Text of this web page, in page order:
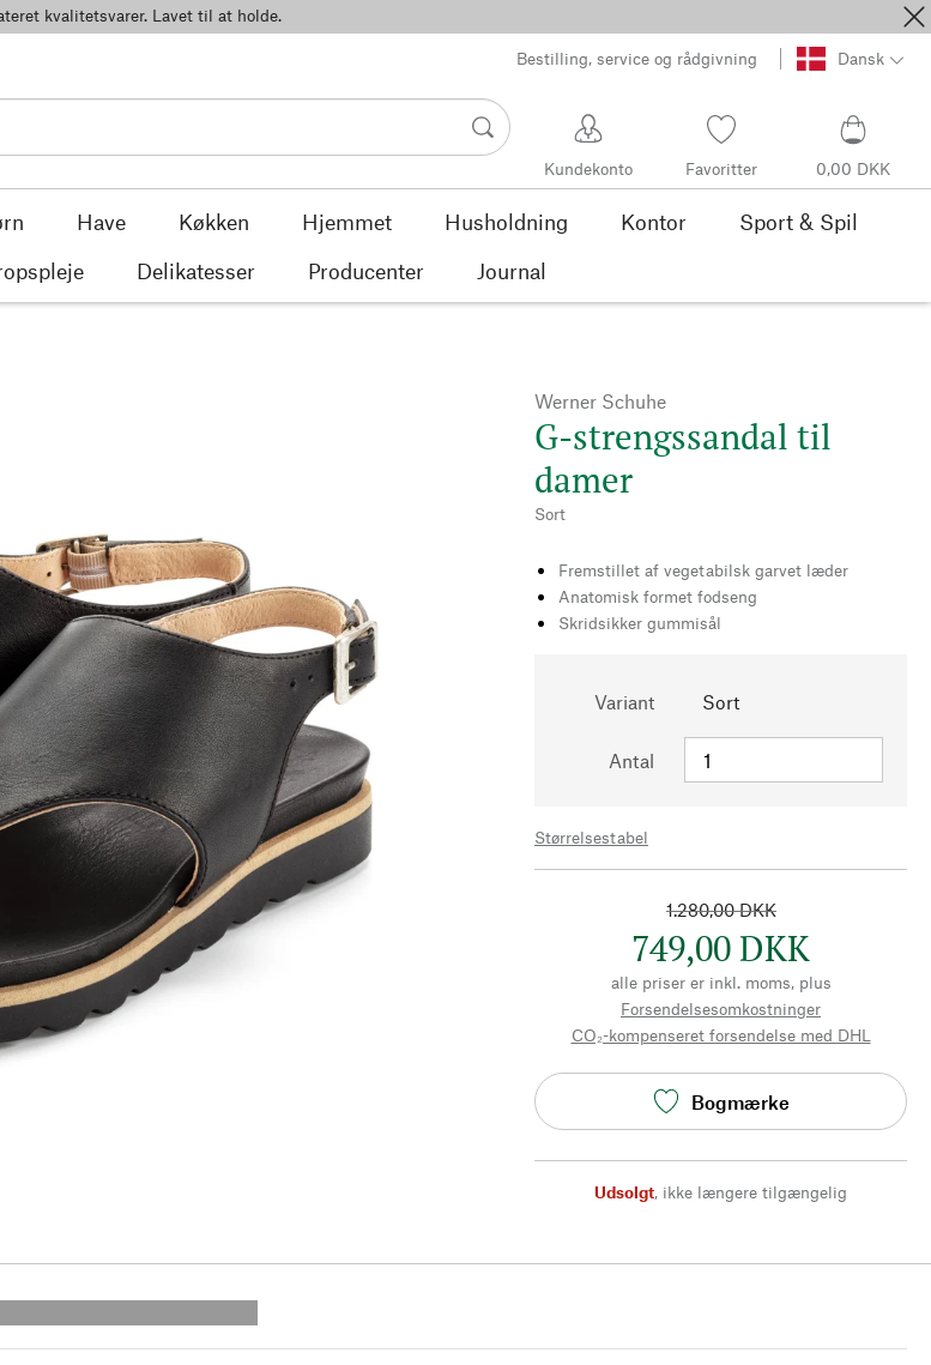
kvalitetsvarer. Lavet til at holde.
Bestilling, service og rådgivning Dansk
Kundekonto Favoritter 0,00 DKK
Have Køkken Hjemmet Husholdning Kontor
Sport & Spil
Delikatesser Producenter Journal
Werner Schuhe
G-strengssandal til
damer
Sort
Fremstillet af vegetabilsk garvet læder
Anatomisk formet fodseng
Skridsikker gummisål
Variant Sort
Antal
Størrelsestabel
1.280,00 DKK
749,00 DKK
alle priser er inkl. moms, plus
Forsendelsesomkostninger
CO₂-kompenseret forsendelse med DHL
Bogmærke
Udsolgt, ikke længere tilgængelig